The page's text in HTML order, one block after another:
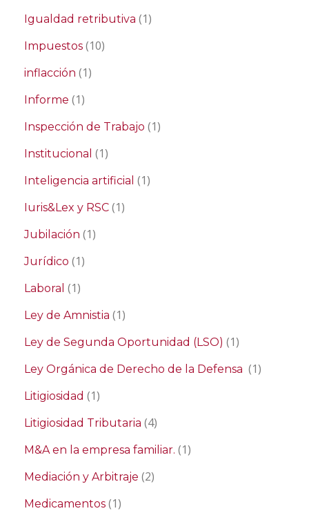
Igualdad retributiva (1)
Impuestos (10)
inflacción (1)
Informe (1)
Inspección de Trabajo (1)
Institucional (1)
Inteligencia artificial (1)
Iuris&Lex y RSC (1)
Jubilación (1)
Jurídico (1)
Laboral (1)
Ley de Amnistia (1)
Ley de Segunda Oportunidad (LSO) (1)
Ley Orgánica de Derecho de la Defensa (1)
Litigiosidad (1)
Litigiosidad Tributaria (4)
M&A en la empresa familiar. (1)
Mediación y Arbitraje (2)
Medicamentos (1)